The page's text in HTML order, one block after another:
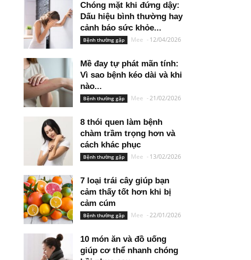
Chóng mặt khi đứng dậy:
Dấu hiệu bình thường hay
cảnh báo sức khỏe...
Bệnh thường gặp Mee - 12/04/2026
Mề đay tự phát mãn tính:
Vì sao bệnh kéo dài và khi
nào...
Bệnh thường gặp Mee -21/02/2026
8 thói quen làm bệnh
chàm trầm trọng hơn và
cách khác phục
Bệnh thường gặp Mee - 13/02/2026
7 loại trái cây giúp bạn
cảm thấy tốt hơn khi bị
cảm cúm
Bệnh thường gặp Mee -22/01/2026
10 món ăn và đồ uống
giúp cơ thể nhanh chóng